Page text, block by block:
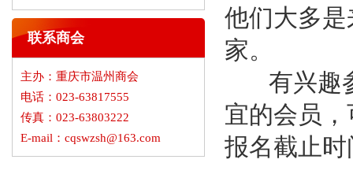
联系商会
主办：重庆市温州商会
电话：023-63817555
传真：023-63803222
E-mail：cqswzsh@163.com
他们大多
家。
有兴趣参
宜的会员
报名截止时